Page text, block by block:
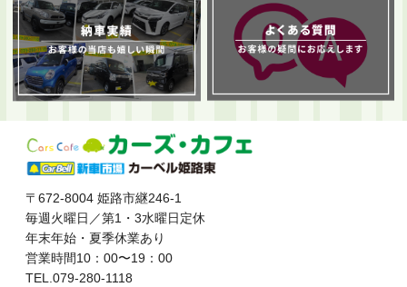
〒672-8004 姫路市継246-1
毎週火曜日／第1・3水曜日定休
年末年始・夏季休業あり
営業時間10：00〜19：00
TEL.079-280-1118